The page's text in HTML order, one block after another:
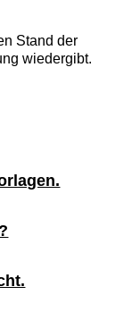
Stand der
wiedergibt.